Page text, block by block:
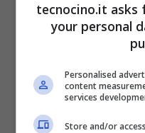
macchinari e studi
Intanto
mente umana nel
accontentano di
tecnocino.it asks
your personal
Personalised
content
services
Store and/or